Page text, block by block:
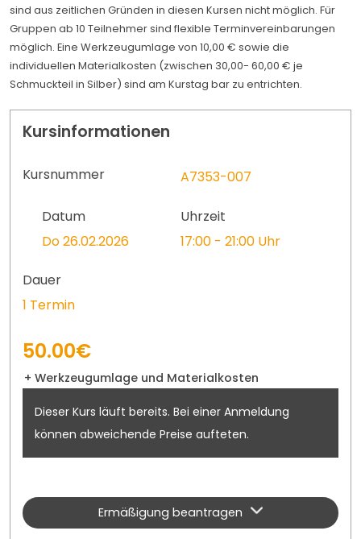
sind aus zeitlichen Gründen in diesen Kursen nicht möglich. Für
Gruppen ab 10 Teilnehmer sind flexible Terminvereinbarungen
möglich. Eine Werkzeugumlage von 10,00 € sowie die
individuellen Materialkosten (zwischen 30,00- 60,00 € je
Schmuckteil in Silber) sind am Kurstag bar zu entrichten.
Kursinformationen
Kursnummer A7353-007
Datum
Do 26.02.2026
Uhrzeit
17:00 - 21:00 Uhr
Dauer
1 Termin
50.00€
+ Werkzeugumlage und Materialkosten
Dieser Kurs läuft bereits. Bei einer Anmeldung
können abweichende Preise aufteten.
Ermäßigung beantragen